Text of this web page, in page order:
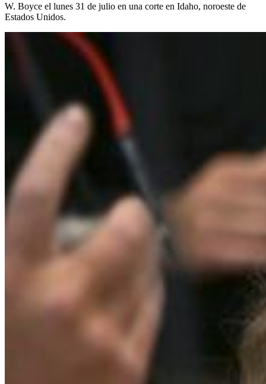
W. Boyce el lunes 31 de julio en una corte en Idaho, noroeste de
Estados Unidos.